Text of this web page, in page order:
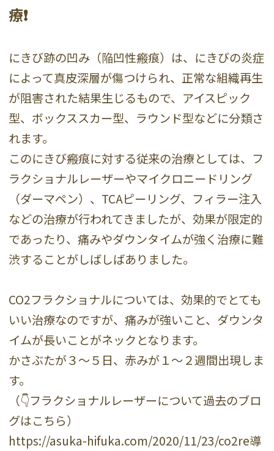
療❗️
にきび跡の凹み（陥凹性瘢痕）は、にきびの炎症
によって真皮深層が傷つけられ、正常な組織再生
が阻害された結果生じるもので、アイスピック
型、ボックススカー型、ラウンド型などに分類さ
れます。
このにきび瘢痕に対する従来の治療としては、フ
ラクショナルレーザーやマイクロニードリング
（ダーマペン）、TCAピーリング、フィラー注入
などの治療が行われてきましたが、効果が限定的
であったり、痛みやダウンタイムが強く治療に難
渋することがしばしばありました。
CO2フラクショナルについては、効果的でとても
いい治療なのですが、痛みが強いこと、ダウンタ
イムが長いことがネックとなります。
かさぶたが３〜５日、赤みが１〜２週間出現しま
す。
（👇フラクショナルレーザーについて過去のブロ
グはこちら）
https://asuka-hifuka.com/2020/11/23/co2re導